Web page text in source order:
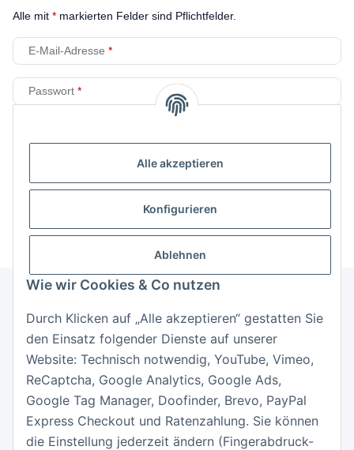
Alle akzeptieren
Konfigurieren
Ablehnen
Wie wir Cookies & Co nutzen
Durch Klicken auf „Alle akzeptieren“ gestatten Sie
den Einsatz folgender Dienste auf unserer
Website: Technisch notwendig, YouTube, Vimeo,
ReCaptcha, Google Analytics, Google Ads,
Google Tag Manager, Doofinder, Brevo, PayPal
Express Checkout und Ratenzahlung. Sie können
die Einstellung jederzeit ändern (Fingerabdruck-
Alle mit * markierten Felder sind Pflichtfelder.
E-Mail-Adresse
Passwort
Neu hier?
Informationen
Gesetzliche Informationen